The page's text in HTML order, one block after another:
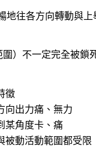
往各方向轉動與
）不一定完全被
徵
向出力痛、無力
某角度卡、痛
被動活動範圍都受限